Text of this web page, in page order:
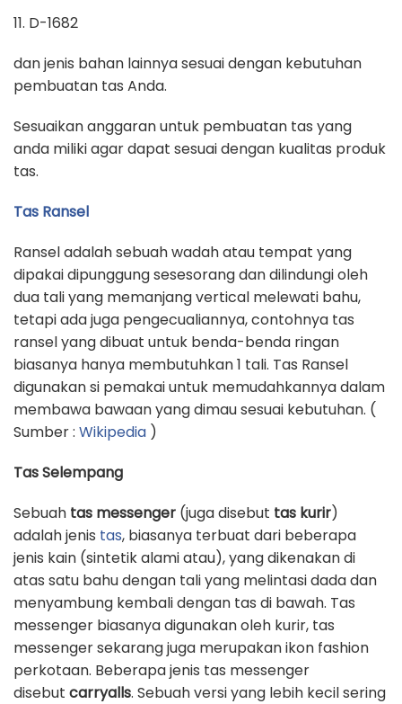
11. D-1682
dan jenis bahan lainnya sesuai dengan kebutuhan
pembuatan tas Anda.
Sesuaikan anggaran untuk pembuatan tas yang
anda miliki agar dapat sesuai dengan kualitas produk
tas.
Tas Ransel
Ransel adalah sebuah wadah atau tempat yang
dipakai dipunggung sesesorang dan dilindungi oleh
dua tali yang memanjang vertical melewati bahu,
tetapi ada juga pengecualiannya, contohnya tas
ransel yang dibuat untuk benda-benda ringan
biasanya hanya membutuhkan 1 tali. Tas Ransel
digunakan si pemakai untuk memudahkannya dalam
membawa bawaan yang dimau sesuai kebutuhan. (
Sumber : Wikipedia )
Tas Selempang
Sebuah tas messenger (juga disebut tas kurir)
adalah jenis tas, biasanya terbuat dari beberapa
jenis kain (sintetik alami atau), yang dikenakan di
atas satu bahu dengan tali yang melintasi dada dan
menyambung kembali dengan tas di bawah. Tas
messenger biasanya digunakan oleh kurir, tas
messenger sekarang juga merupakan ikon fashion
perkotaan. Beberapa jenis tas messenger
disebut carryalls. Sebuah versi yang lebih kecil sering